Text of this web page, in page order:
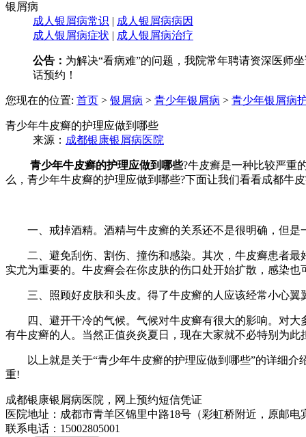
银屑病
成人银屑病常识 | 成人银屑病病因
成人银屑病症状 | 成人银屑病治疗
公告： 为解决“看病难”的问题，我院常年聘请资深医师
话预约！
您现在的位置: 首页 > 银屑病 > 青少年银屑病 > 青少年银屑病
青少年牛皮癣的护理应做到哪些
来源： 成都银康银屑病医院
青少年牛皮癣的护理应做到哪些?牛皮癣是一种比较严重
么，青少年牛皮癣的护理应做到哪些?下面让我们看看成都牛
一、戒掉酒精。酒精与牛皮癣的关系还不是很明确，但是
二、避免刮伤、割伤、撞伤和感染。其次，牛皮癣患者最
实尤为重要的。牛皮癣会在你皮肤的伤口处开始扩散，感染也
三、照顾好皮肤和头皮。得了牛皮癣的人应该经常小心翼
四、避开干冷的气候。气候对牛皮癣有很大的影响。对大
有牛皮癣的人。当然正值炎炎夏日，现在大家就不必特别为此
以上就是关于“青少年牛皮癣的护理应做到哪些”的详细介
重!
成都银康银屑病医院，网上预约短信凭证
医院地址：成都市青羊区锦里中路18号（彩虹桥附近，原邮电
联系电话：15002805001